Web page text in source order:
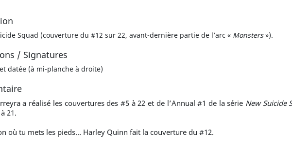
Squad (couverture du #12 sur 22, avant-dernière partie de l’arc « Monsters»).
/ Signatures
datée (à mi-planche à droite)
a réalisé les couvertures des #5 à 22 et de l’Annual #1 de la série New Suicide
21.
où tu mets les pieds… Harley Quinn fait la couverture du #12.